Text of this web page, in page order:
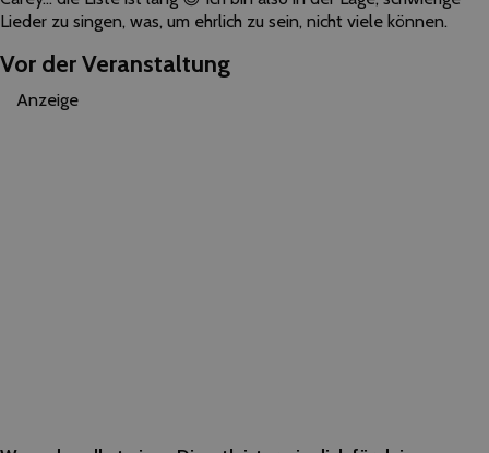
Lieder zu singen, was, um ehrlich zu sein, nicht viele können.
Vor der Veranstaltung
Anzeige